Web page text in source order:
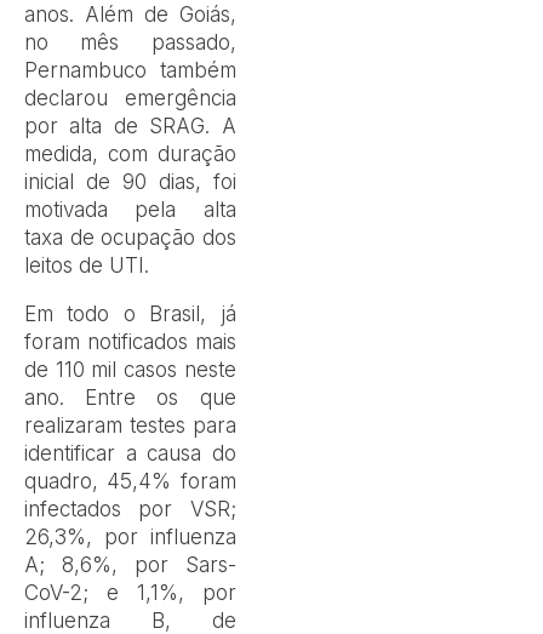
anos. Além de Goiás,
no mês passado,
Pernambuco também
declarou emergência
por alta de SRAG. A
medida, com duração
inicial de 90 dias, foi
motivada pela alta
taxa de ocupação dos
leitos de UTI.
Em todo o Brasil, já
foram notificados mais
de 110 mil casos neste
ano. Entre os que
realizaram testes para
identificar a causa do
quadro, 45,4% foram
infectados por VSR;
26,3%, por influenza
A; 8,6%, por Sars-
CoV-2; e 1,1%, por
influenza B, de